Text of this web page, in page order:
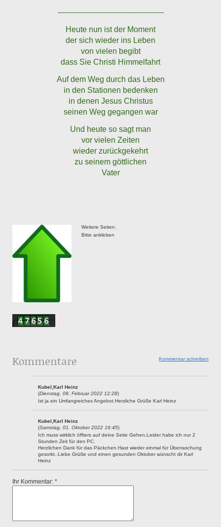
-------------------------------------------
Heute nun ist der Moment
der sich wieder ins Leben
von vielen begibt
dass Sie Christi Himmelfahrt
Auf dem Weg durch das Leben
in den Stationen bedenken
in denen Jesus Christus
seinen Weg gegangen war
Und heute so sagt man
vor vielen Zeiten
wieder zurückgekehrt
zu seinem göttlichen
Vater
Weitere Seiten.
Bitte anklicken
Kommentar schreiben
Kommentare
Kubel,Karl Heinz
(Dienstag, 08. Februar 2022 12:28)
Ist ja ein Umfangreiches Angebot.Herzliche Grüße Karl Heinz
Kubel,Karl Heinz
(Samstag, 01. Oktober 2022 16:45)
Ich muss wirklich öffters auf deine Seite Gehen.Leider habe ich nur 2
Stunden Zeit für den PC.
Herzlichen Dank für das Päckchen.Hast wieder einmal für Überraschung
gesorkt..Liebe Grüße und einen gesunden Oktober wünscht dir Karl
Heinz
Ihr Kommentar: *